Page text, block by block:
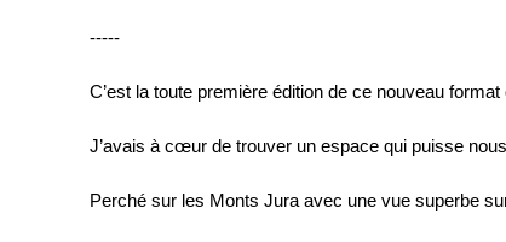
-----
C’est la toute première édition de ce nouveau
J’avais à cœur de trouver un espace qui puisse
Perché sur les Monts Jura avec une vue superbe